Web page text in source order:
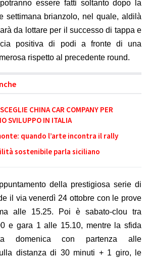
essere fatti soltanto dopo la
settimana brianzolo, nel quale, aldilà
da lottare per il successo di tappa e
positiva di podi a fronte di una
rispetto al precedente round.
CHINA CAR COMPANY PER
SVILUPPO IN ITALIA
quando l’arte incontra il rally
sostenibile parla siciliano
della prestigiosa serie di
il via venerdì 24 ottobre con le prove
alle 15.25. Poi è sabato-clou tra
0 e gara 1 alle 15.10, mentre la sfida
domenica con partenza alle
distanza di 30 minuti + 1 giro, le